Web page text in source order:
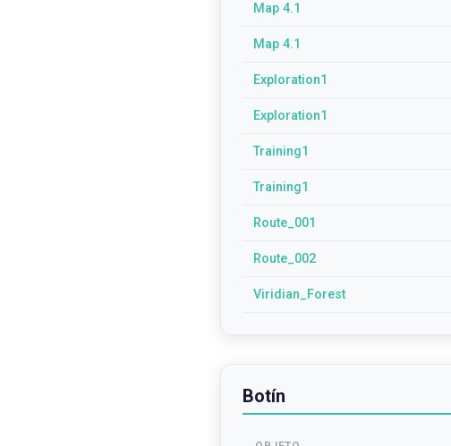
Map 4.1
Map 4.1
Exploration1
Exploration1
Training1
Training1
Route_001
Route_002
Viridian_Forest
Botín